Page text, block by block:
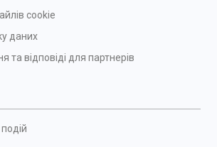
cookie
даних
та відповіді для партнерів